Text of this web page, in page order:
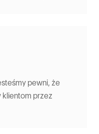
pewni, że
klientom przez